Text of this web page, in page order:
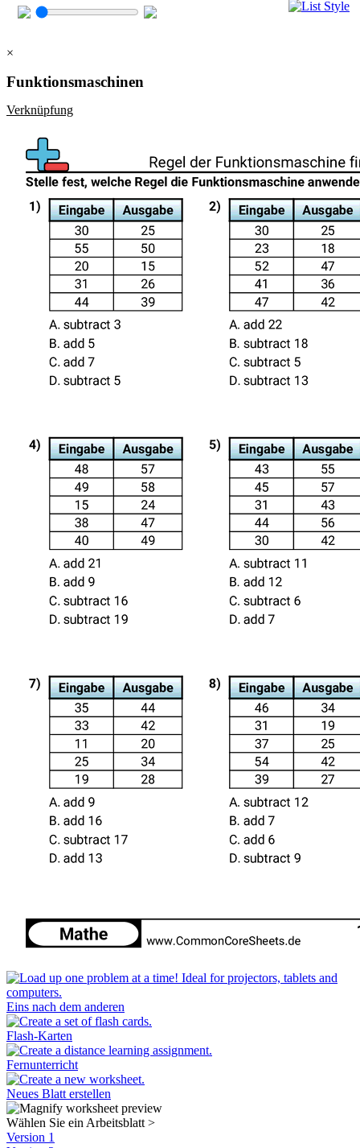
×
Funktionsmaschinen
Verknüpfung
Eins nach dem anderen
Flash-Karten
Fernunterricht
Neues Blatt erstellen
Wählen Sie ein Arbeitsblatt >
Version 1